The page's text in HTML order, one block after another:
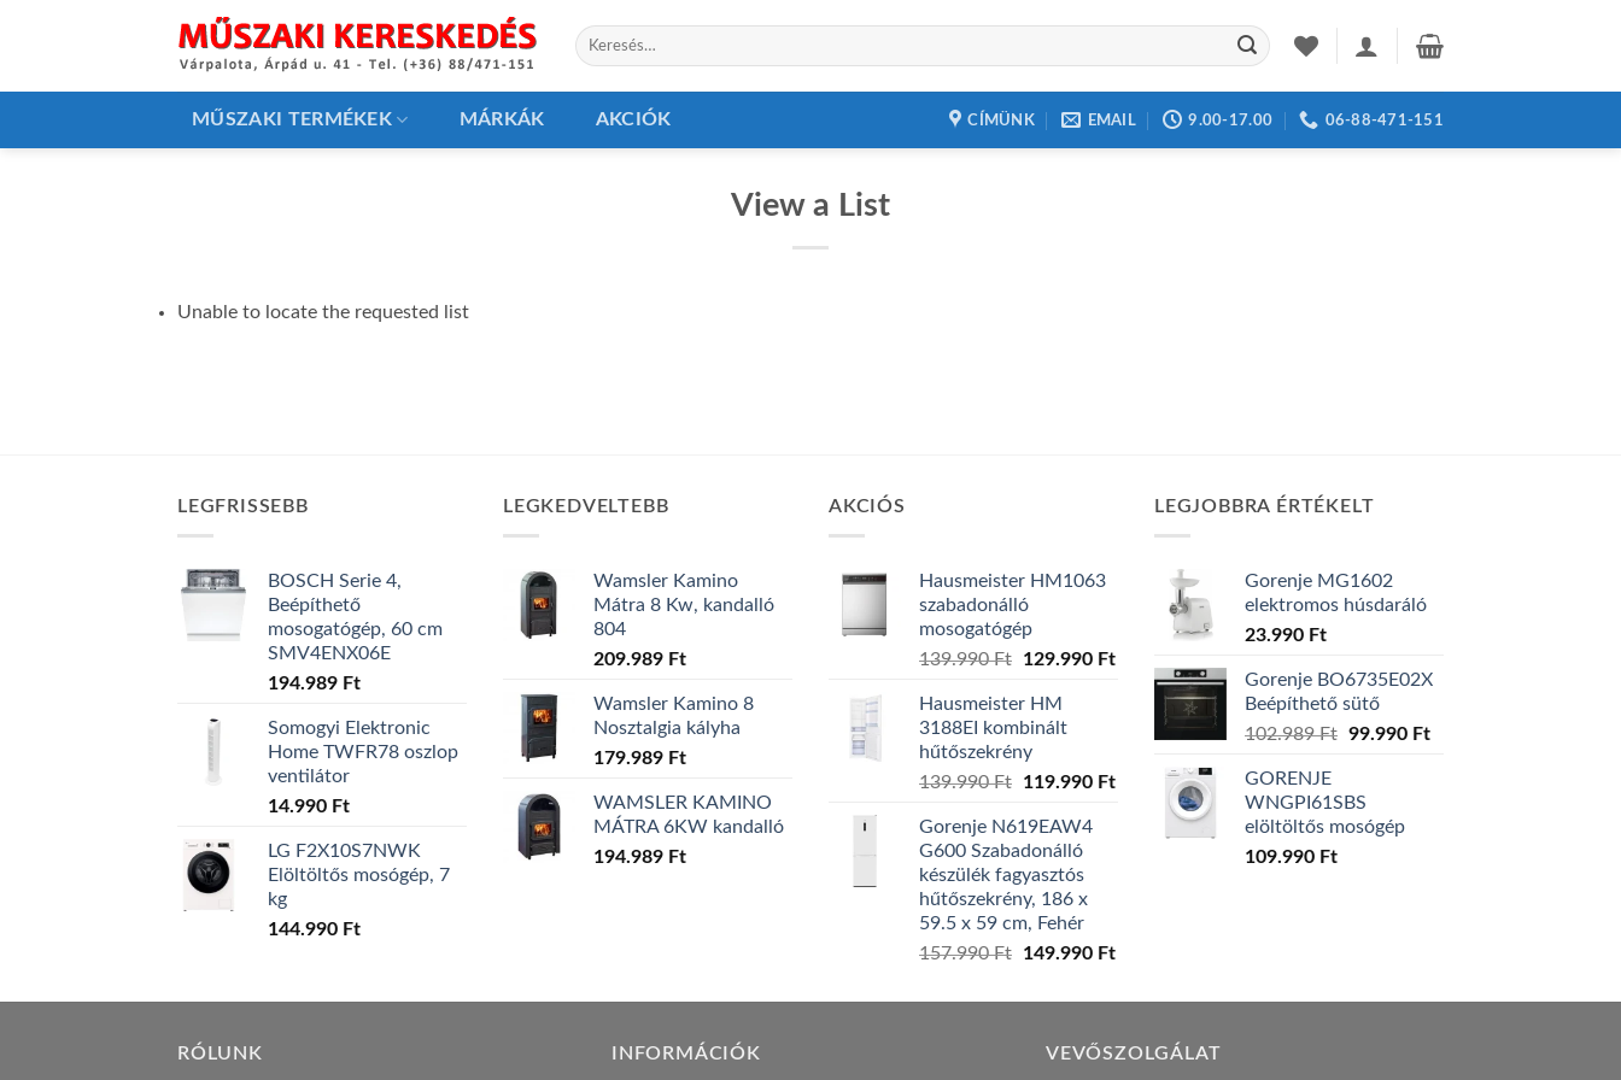
Keresés
a
MŰSZAKI TERMÉKEK MÁRKÁK AKCIÓK CÍMÜNK EMAIL 9.00-17.00 06-88-471-151
View a List
Unable to locate the requested list
LEGFRISSEBB
BOSCH Serie 4,
Beépíthető
mosogatógép, 60 cm
SMV4ENX06E
194.989 Ft
Somogyi Elektronic
Home TWFR78 oszlop
ventilátor
14.990 Ft
LG F2X10S7NWK
Elöltöltős mosógép, 7
kg
144.990 Ft
LEGKEDVELTEBB
Wamsler Kamino
Mátra 8 Kw, kandalló
804
209.989 Ft
Wamsler Kamino 8
Nosztalgia kályha
179.989 Ft
WAMSLER KAMINO
MÁTRA 6KW kandalló
194.989 Ft
AKCIÓS
Hausmeister HM1063
szabadonálló
mosogatógép
139.990Ft
Original
was:
139.990 Ft.
129.990 FtCurrent
price
129.990 Ft.
Hausmeister HM
3188EI kombinált
hűtőszekrény
139.990Ft
Original
was:
139.990 Ft.
119.990 FtCurrent
Gorenje N619EAW4
G600 Szabadonálló
készülék fagyasztós
hűtőszekrény, 186 x
59.5 x 59 cm, Fehér
157.990Ft
Original
was:
149.990 FtCurrent
is:
LEGJOBBRA ÉRTÉKELT
Gorenje MG1602
elektromos húsdaráló
23.990 Ft
Gorenje BO6735E02X
Beépíthető sütő
102.989Ft Original
102.989 Ft.
99.990 FtCurrent
GORENJE
WNGPI61SBS
elöltöltős mosógép
109.990 Ft
RÓLUNK INFORMÁCIÓK VEVŐSZOLGÁLAT